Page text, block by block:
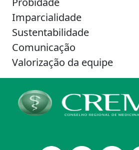
Imparcialidade
Sustentabilidade
Comunicação
Valorização da equipe